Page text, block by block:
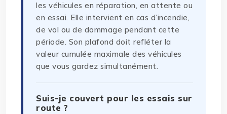
les véhicules en réparation, en attente ou
en essai. Elle intervient en cas d’incendie,
de vol ou de dommage pendant cette
période. Son plafond doit refléter la
valeur cumulée maximale des véhicules
que vous gardez simultanément.
Suis-je couvert pour les essais sur
route ?